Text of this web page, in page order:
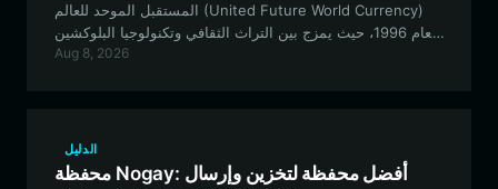
المستقبل الموحد للعالم (United Future World Currency)
لعام 1996، حيث يمزج بين التراث الثقافي وتكنولوجيا البلوكشين
الحديثة. وللتفاعل مع هذا الأصل الفريد على شبكة EVM، يحتاج
Aug 8, 2026
الدليل
محفظة Nogay: أفضل محفظة لتخزين وإرسال